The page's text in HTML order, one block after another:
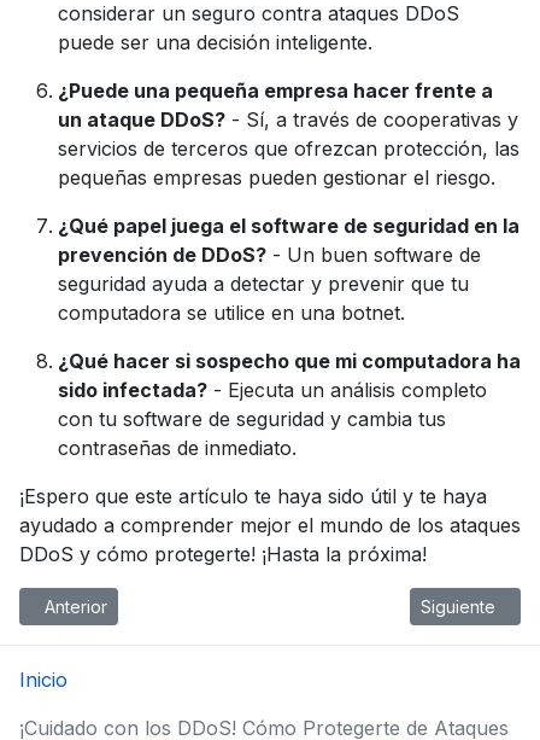
considerar un seguro contra ataques DDoS
puede ser una decisión inteligente.
¿Puede una pequeña empresa hacer frente a
un ataque DDoS? - Sí, a través de cooperativas y
servicios de terceros que ofrezcan protección, las
pequeñas empresas pueden gestionar el riesgo.
¿Qué papel juega el software de seguridad en la
prevención de DDoS? - Un buen software de
seguridad ayuda a detectar y prevenir que tu
computadora se utilice en una botnet.
¿Qué hacer si sospecho que mi computadora ha
sido infectada? - Ejecuta un análisis completo
con tu software de seguridad y cambia tus
contraseñas de inmediato.
¡Espero que este artículo te haya sido útil y te haya
ayudado a comprender mejor el mundo de los ataques
DDoS y cómo protegerte! ¡Hasta la próxima!
Artículo anterior: ¿Por Qué Vimeo Plus Puede Ser Tu Mejor
Anterior Artículo
Siguiente
Inicio
¡Cuidado con los DDoS! Cómo Protegerte de Ataques